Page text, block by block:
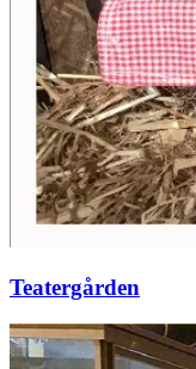
Teatergården